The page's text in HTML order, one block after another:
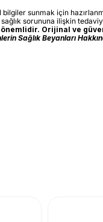
sunmak için
sorununa ilişkin
önemlidir. Orijinal ve
Sağlık Beyanları